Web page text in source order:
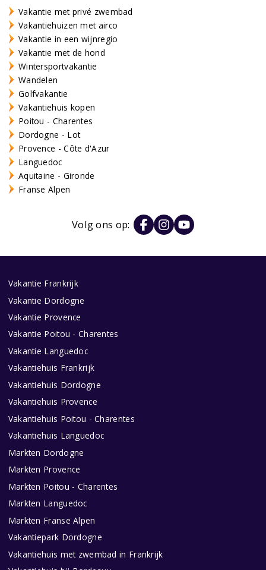
Vakantie met privé zwembad
Vakantiehuizen met airco
Vakantie in een wijnregio
Vakantie met de hond
Wintersportvakantie
Wandelen
Golfvakantie
Vakantiehuis kopen
Poitou - Charentes
Dordogne - Lot
Provence - Côte d'Azur
Languedoc
Aquitaine - Gironde
Franse Alpen
Volg ons op:
Vakantie Frankrijk
Vakantie Dordogne
Vakantie Provence
Vakantie Poitou - Charentes
Vakantie Languedoc
Vakantiehuis Frankrijk
Vakantiehuis Dordogne
Vakantiehuis Provence
Vakantiehuis Poitou - Charentes
Vakantiehuis Languedoc
Markten Dordogne
Markten Provence
Markten Poitou - Charentes
Markten Languedoc
Markten Franse Alpen
Vakantiepark Dordogne
Vakantiehuis met zwembad in Frankrijk